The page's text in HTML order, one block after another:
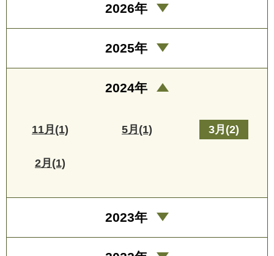
2026年
2025年
2024年
11月(1) 5月(1) 3月(2)
2月(1)
2023年